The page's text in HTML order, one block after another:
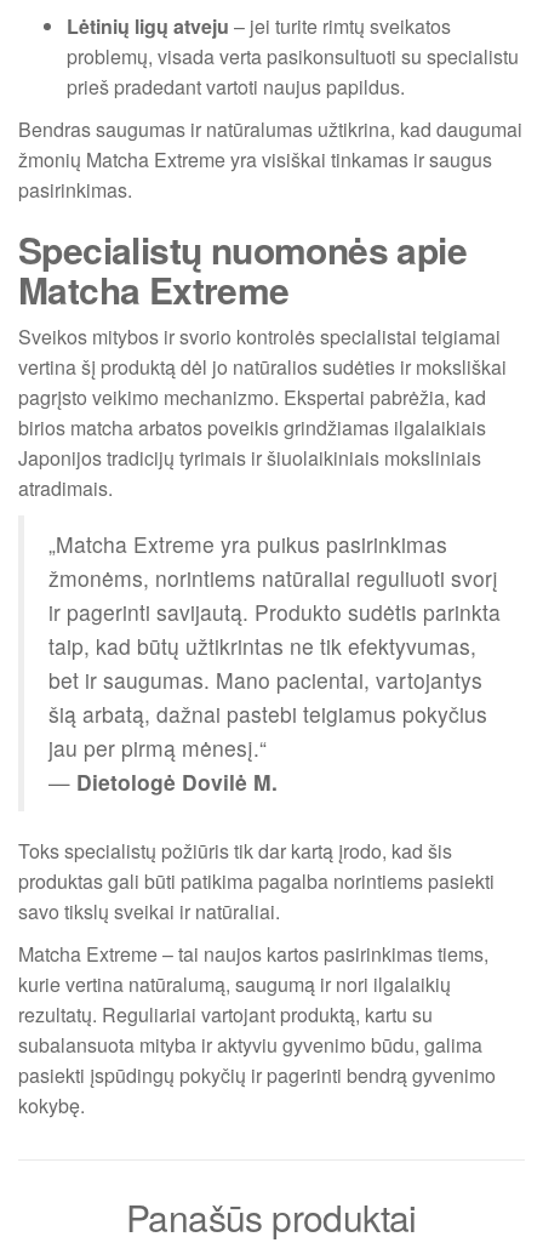
Lėtinių ligų atveju – jei turite rimtų sveikatos
problemų, visada verta pasikonsultuoti su specialistu
prieš pradedant vartoti naujus papildus.
Bendras saugumas ir natūralumas užtikrina, kad daugumai
žmonių Matcha Extreme yra visiškai tinkamas ir saugus
pasirinkimas.
Specialistų nuomonės apie
Matcha Extreme
Sveikos mitybos ir svorio kontrolės specialistai teigiamai
vertina šį produktą dėl jo natūralios sudėties ir moksliškai
pagrįsto veikimo mechanizmo. Ekspertai pabrėžia, kad
birios matcha arbatos poveikis grindžiamas ilgalaikiais
Japonijos tradicijų tyrimais ir šiuolaikiniais moksliniais
atradimais.
„Matcha Extreme yra puikus pasirinkimas
žmonėms, norintiems natūraliai reguliuoti svorį
ir pagerinti savijautą. Produkto sudėtis parinkta
taip, kad būtų užtikrintas ne tik efektyvumas,
bet ir saugumas. Mano pacientai, vartojantys
šią arbatą, dažnai pastebi teigiamus pokyčius
jau per pirmą mėnesį.“
— Dietologė Dovilė M.
Toks specialistų požiūris tik dar kartą įrodo, kad šis
produktas gali būti patikima pagalba norintiems pasiekti
savo tikslų sveikai ir natūraliai.
Matcha Extreme – tai naujos kartos pasirinkimas tiems,
kurie vertina natūralumą, saugumą ir nori ilgalaikių
rezultatų. Reguliariai vartojant produktą, kartu su
subalansuota mityba ir aktyviu gyvenimo būdu, galima
pasiekti įspūdingų pokyčių ir pagerinti bendrą gyvenimo
kokybę.
Panašūs produktai